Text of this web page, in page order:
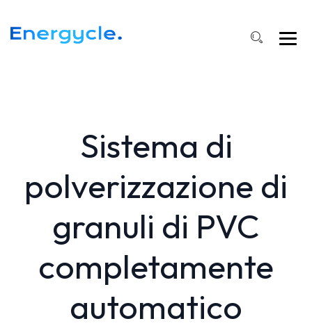
Sistema di
polverizzazione di
granuli di PVC
completamente
automatico